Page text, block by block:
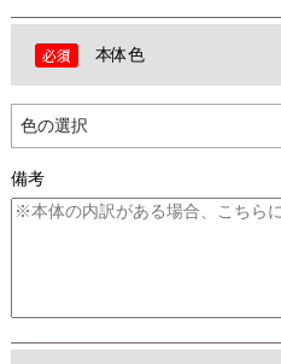
本体色
色の選択
備考